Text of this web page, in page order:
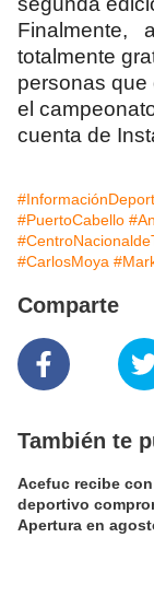
Finalmente,
totalmente
personas que
el
cuenta de
#PuertoCabello
#CarlosMoya
Comparte
También te
Acefuc recibe
deportivo
Apertura en